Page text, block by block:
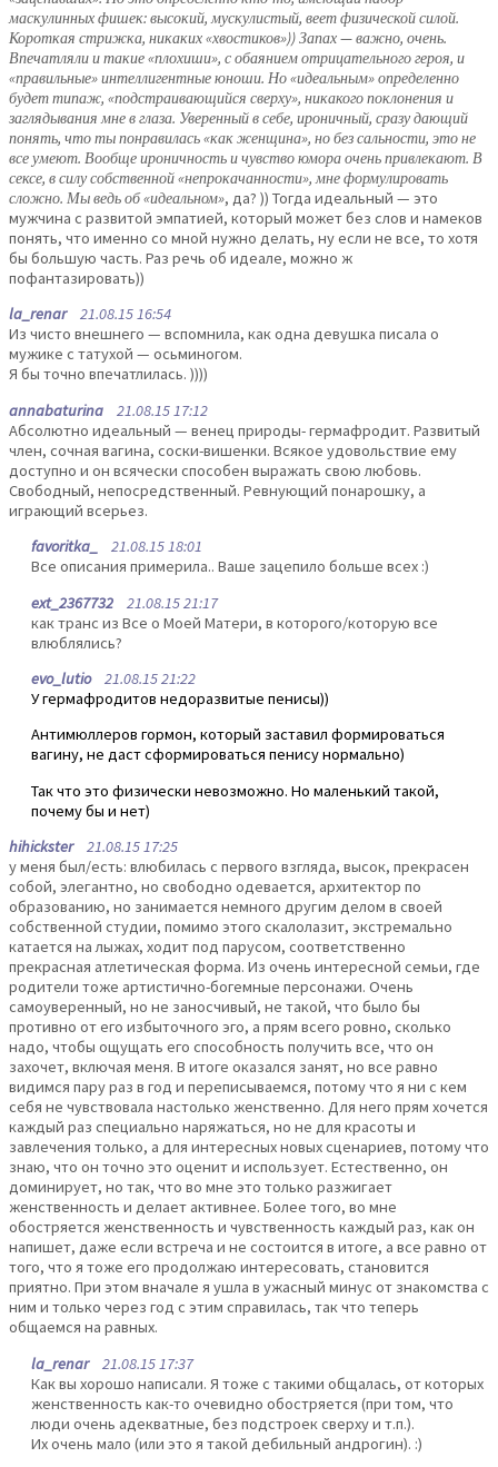
маскулинных фишек: высокий, мускулистый, веет физической силой.
Короткая стрижка, никаких «хвостиков»)) Запах — важно, очень.
Впечатляли и такие «плохиши», с обаянием отрицательного героя, и
«правильные» интеллигентные юноши. Но «идеальным» определенно
будет типаж, «подстраивающийся сверху», никакого поклонения и
заглядывания мне в глаза. Уверенный в себе, ироничный, сразу дающий
понять, что ты понравилась «как женщина», но без сальности, это не
все умеют. Вообще ироничность и чувство юмора очень привлекают. В
сексе, в силу собственной «непрокачанности», мне формулировать
сложно. Мы ведь об «идеальном», да? )) Тогда идеальный — это
мужчина с развитой эмпатией, который может без слов и намеков
понять, что именно со мной нужно делать, ну если не все, то хотя
бы большую часть. Раз речь об идеале, можно ж
пофантазировать))
la_renar21.08.15 16:54
Из чисто внешнего — вспомнила, как одна девушка писала о
мужике с татухой — осьминогом.
Я бы точно впечатлилась. ))))
annabaturina 21.08.15 17:12
Абсолютно идеальный — венец природы- гермафродит. Развитый
член, сочная вагина, соски-вишенки. Всякое удовольствие ему
доступно и он всячески способен выражать свою любовь.
Свободный, непосредственный. Ревнующий понарошку, а
играющий всерьез.
favoritka_
21.08.15 18:01
Все описания примерила.. Ваше зацепило больше всех :)
ext_2367732 21.08.15 21:17
как транс из Все о Моей Матери, в которого/которую все
влюблялись?
evo_lutio21.08.15 21:22
У гермафродитов недоразвитые пенисы))
Антимюллеров гормон, который заставил формироваться
вагину, не даст сформироваться пенису нормально)
Так что это физически невозможно. Но маленький такой,
почему бы и нет)
hihickster21.08.15 17:25
у меня был/есть: влюбилась с первого взгляда, высок, прекрасен
собой, элегантно, но свободно одевается, архитектор по
образованию, но занимается немного другим делом в своей
собственной студии, помимо этого скалолазит, экстремально
катается на лыжах, ходит под парусом, соответственно
прекрасная атлетическая форма. Из очень интересной семьи, где
родители тоже артистично-богемные персонажи. Очень
самоуверенный, но не заносчивый, не такой, что было бы
противно от его избыточного эго, а прям всего ровно, сколько
надо, чтобы ощущать его способность получить все, что он
захочет, включая меня. В итоге оказался занят, но все равно
видимся пару раз в год и переписываемся, потому что я ни с кем
себя не чувствовала настолько женственно. Для него прям хочется
каждый раз специально наряжаться, но не для красоты и
завлечения только, а для интересных новых сценариев, потому что
знаю, что он точно это оценит и использует. Естественно, он
доминирует, но так, что во мне это только разжигает
женственность и делает активнее. Более того, во мне
обостряется женственность и чувственность каждый раз, как он
напишет, даже если встреча и не состоится в итоге, а все равно от
того, что я тоже его продолжаю интересовать, становится
приятно. При этом вначале я ушла в ужасный минус от знакомства с
ним и только через год с этим справилась, так что теперь
общаемся на равных.
la_renar21.08.15 17:37
Как вы хорошо написали. Я тоже с такими общалась, от которых
женственность как-то очевидно обостряется (при том, что
люди очень адекватные, без подстроек сверху и т.п.).
Их очень мало (или это я такой дебильный андрогин). :)